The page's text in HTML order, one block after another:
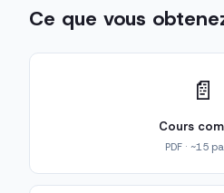
Ce que vous
📄
Cours
PDF · ~15